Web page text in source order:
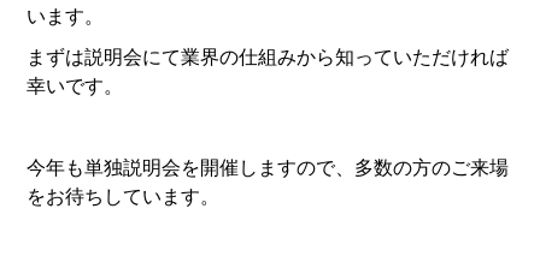
います。
まずは説明会にて業界の仕組みから知っていただければ
幸いです。
今年も単独説明会を開催しますので、多数の方のご来場
をお待ちしています。